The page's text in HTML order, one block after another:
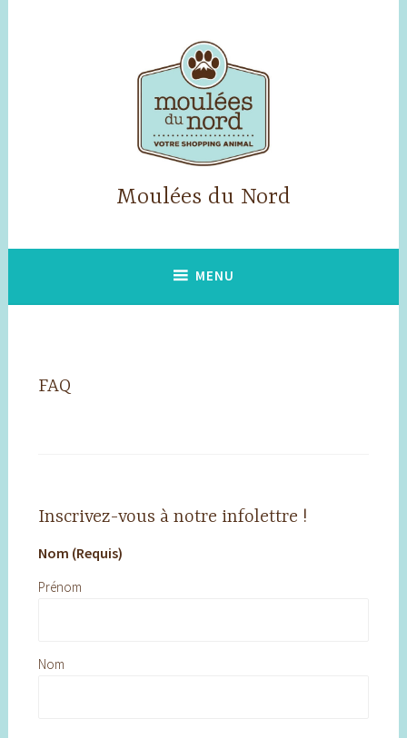
Moulées du Nord
MENU
FAQ
Inscrivez-vous à notre infolettre !
Nom (Requis)
Prénom
Nom